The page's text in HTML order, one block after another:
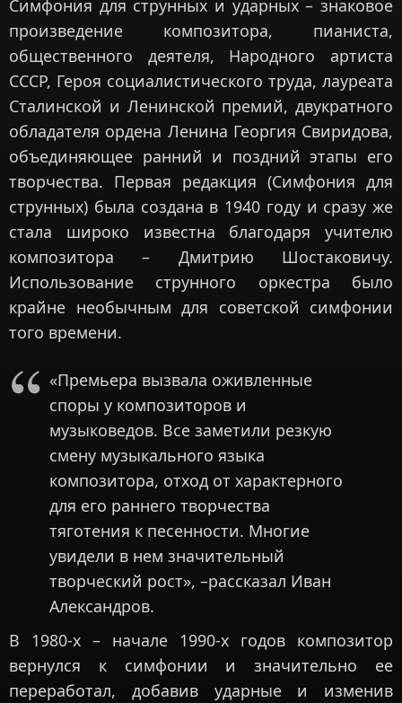
Симфония для струнных и ударных – знаковое
произведение композитора, пианиста,
общественного деятеля, Народного артиста
СССР, Героя социалистического труда, лауреата
Сталинской и Ленинской премий, двукратного
обладателя ордена Ленина Георгия Свиридова,
объединяющее ранний и поздний этапы его
творчества. Первая редакция (Симфония для
струнных) была создана в 1940 году и сразу же
стала широко известна благодаря учителю
композитора – Дмитрию Шостаковичу.
Использование струнного оркестра было
крайне необычным для советской симфонии
того времени.
«Премьера вызвала оживленные
споры у композиторов и
музыковедов. Все заметили резкую
смену музыкального языка
композитора, отход от характерного
для его раннего творчества
тяготения к песенности. Многие
увидели в нем значительный
творческий рост», –рассказал Иван
Александров.
В 1980-х – начале 1990-х годов композитор
вернулся к симфонии и значительно ее
переработал, добавив ударные и изменив